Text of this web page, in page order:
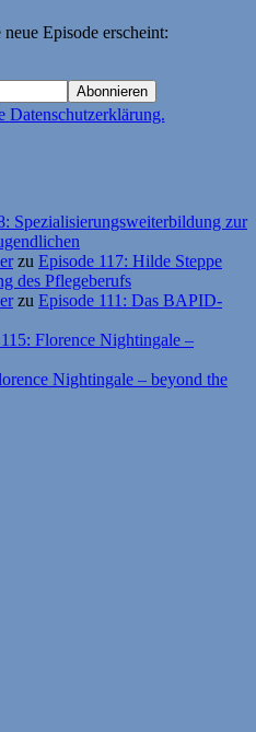
Episode erscheint:
Datenschutzerklärung.
Spezialisierungsweiterbildung zur
zu Episode 117: Hilde Steppe
des Pflegeberufs
zu Episode 111: Das BAPID-
Florence Nightingale –
Nightingale – beyond the